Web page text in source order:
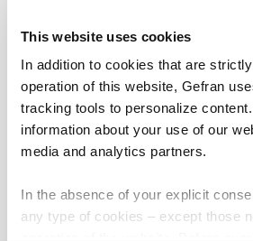
This website uses cookies
In addition to cookies that are
operation of this website, Gefran
tracking tools to personalize
information about your use of our
media and analytics partners.
In the absence of your explicit
any type of cookies – except those
Plastic Metal – Prensas
injeção para a
termoplásticos
Saiba mais